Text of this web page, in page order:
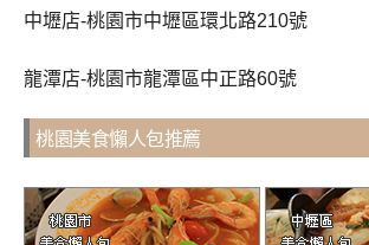
中壢店-桃園市中壢區環北路210號
龍潭店-桃園市龍潭區中正路60號
桃園美食懶人包推薦